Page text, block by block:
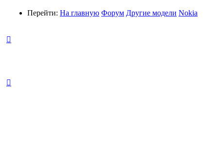
Перейти: На главную Форум Другие модели Nokia